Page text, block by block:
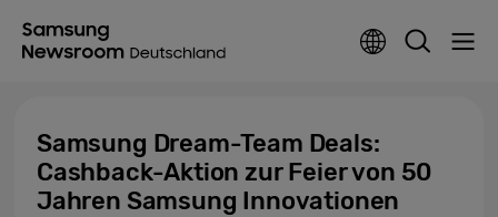
Samsung Dream-Team Deals:
Cashback-Aktion zur Feier von 50
Jahren Samsung Innovationen